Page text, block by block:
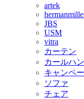
artek
JBS
USM
vitra
カーテン
カールハ
キャンペ
ソファ
チェア